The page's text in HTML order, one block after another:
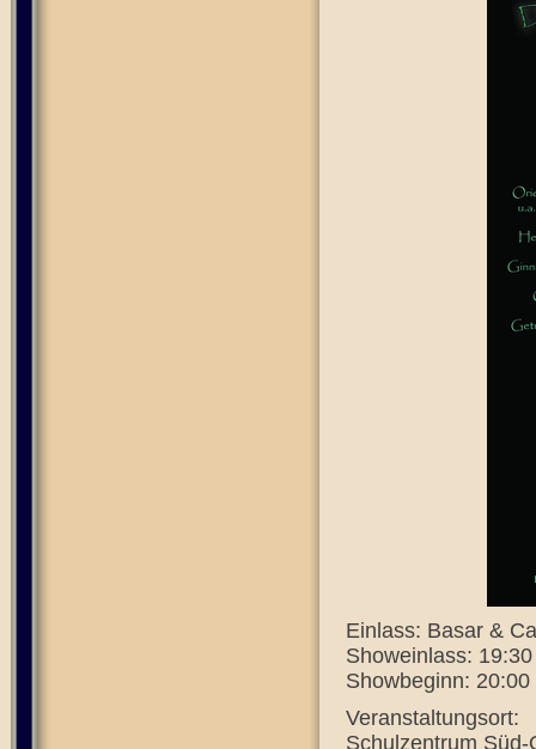
Einlass: Basar &
Showeinlass:
Showbeginn: 20:00
Veranstaltungsort:
Schulzentrum Süd-